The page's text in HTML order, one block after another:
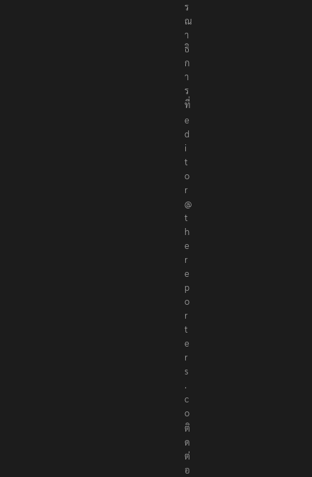
ร
ณ
า
ธิ
ก
า
ร
ที่
e
d
i
t
o
r
@
t
h
e
r
e
p
o
r
t
e
r
s
.
c
o
ติ
ด
ต่
อ